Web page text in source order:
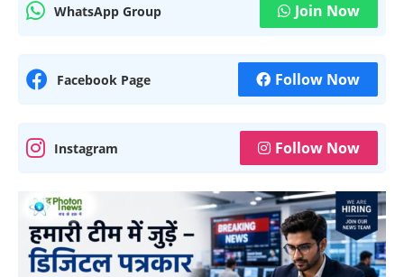
WhatsApp Group Join Now
Facebook Page Follow Now
Instagram Follow Now